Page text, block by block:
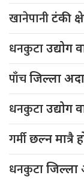
खानेपानीटंकी
धनकुटाउद्योग
पाँचजिल्ला
धनकुटाउद्योग
गर्मीछल्न मात्रै
धनकुटाजिल्ला